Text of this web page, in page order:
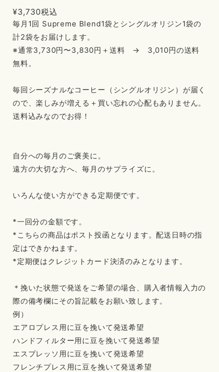
¥3,730税込
毎月1回 Supreme Blend1袋とシングルオリジン1袋の
計2袋をお届けします。
※通常3,730円〜3,830円＋送料 → 3,010円の送料
無料。
毎回シーズナルなコーヒー（シングルオリジン）が届く
ので、楽しみが増える＋買い忘れの心配もありません。
送料込みなのでお得！
自分への毎月のご褒美に。
遠方の大切な方へ、毎月のサプライズに。
いろんな使い方ができる定期便です。
*一回分の金額です。
*こちらの商品はポスト投函となります。配送日時の指
定はできかねます。
*定期便はクレジットカード決済のみとなります。
＊挽いた状態で発送をご希望の場合、購入者情報入力の
際の備考欄にその旨記載をお願い致します。
例）
エアロプレス用に豆を挽いて発送希望
ハンドフィルター用に豆を挽いて発送希望
エスプレッソ用に豆を挽いて発送希望
フレンチプレス用に豆を挽いて発送希望